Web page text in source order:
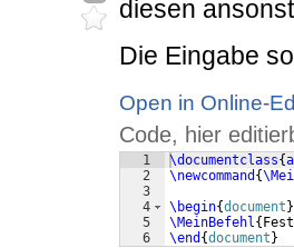
diesen
Die Eingabe
Open in Online-
Code, hier
1
2
3
4
5
6
\documentclass{
\newcommand {
\begin{document }
\MeinBefehl{
\end {document }